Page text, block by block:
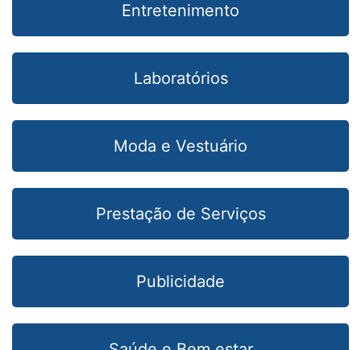
Entretenimento
Laboratórios
Moda e Vestuário
Prestação de Serviços
Publicidade